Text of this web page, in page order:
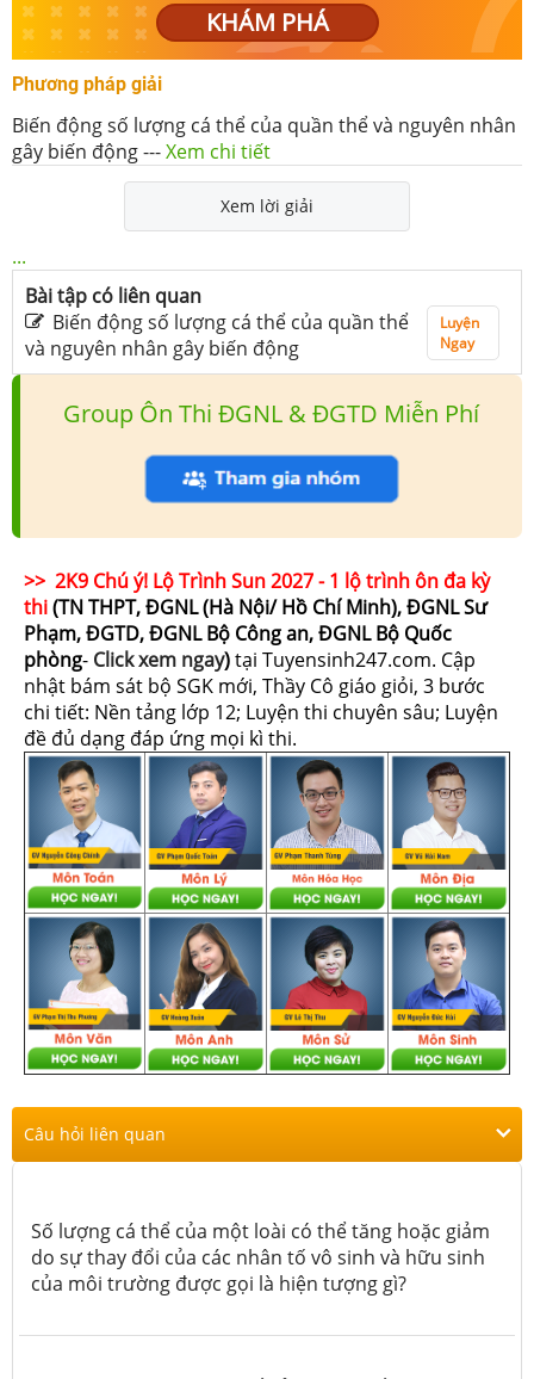
KHÁM PHÁ
Phương pháp giải
Biến động số lượng cá thể của quần thể và nguyên nhân
gây biến động---Xem chi tiết
Xem lời giải
...
Bài tập có liên quan
Biến động số lượng cá thể của quần thể
và nguyên nhân gây biến động
Luyện
Ngay
Group Ôn Thi ĐGNL & ĐGTD Miễn Phí
>> 2K9 Chú ý! Lộ Trình Sun 2027 - 1 lộ trình ôn đa kỳ
thi(TN THPT, ĐGNL (Hà Nội/ Hồ Chí Minh), ĐGNL Sư
Phạm, ĐGTD, ĐGNL Bộ Công an, ĐGNL Bộ Quốc
phòng- Click xem ngay)tại Tuyensinh247.com. Cập
nhật bám sát bộ SGK mới, Thầy Cô giáo giỏi, 3 bước
chi tiết: Nền tảng lớp 12; Luyện thi chuyên sâu; Luyện
đề đủ dạng đáp ứng mọi kì thi.
Câu hỏi liên quan
Số lượng cá thể của một loài có thể tăng hoặc giảm
do sự thay đổi của các nhân tố vô sinh và hữu sinh
của môi trường được gọi là hiện tượng gì?